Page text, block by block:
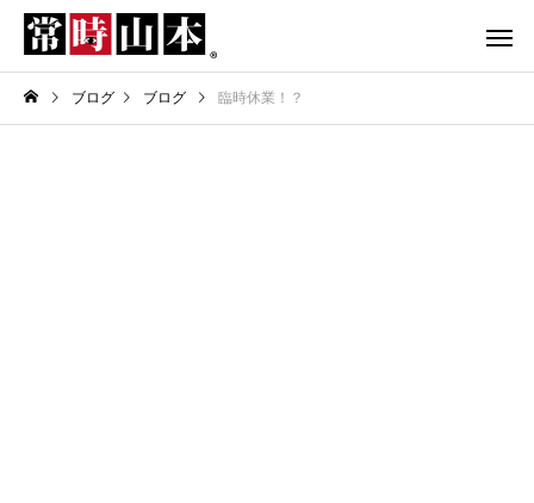
ブログ ブログ 臨時休業！？